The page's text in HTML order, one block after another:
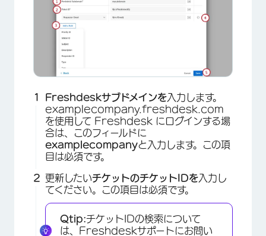
Freshdeskサブドメインを入力します。
examplecompany.freshdesk.com
を使用して Freshdesk にログインする場
合は、このフィールドに
examplecompanyと入力します。この項
目は必須です。
更新したいチケットのチケットIDを入力し
てください。この項目は必須です。
Qtip:チケットIDの検索について
は、Freshdeskサポートにお問い